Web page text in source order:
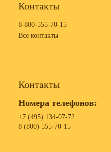
Контакты
8-800-555-70-15
Все контакты
Контакты
Номера телефонов:
+7 (495) 134-07-72
8 (800) 555-70-15